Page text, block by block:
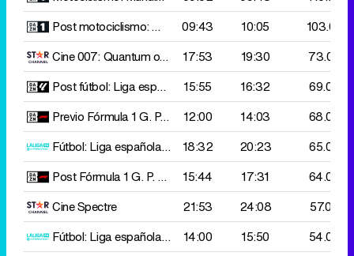
Post motociclismo: Mundial: MotoGP
G. P. Indonesia
09:43 10:05
103.000
Cine007: Quantum of Solace 17:53 19:30
73.000
Post fútbol: Liga española
Alavés - Elche
15:55 16:32
69.000
Previo Fórmula 1G. P. Singapur 12:00 14:03
68.000
Fútbol: Liga española 2 d
Racing Santander - Málaga
18:32 20:23
65.000
Post Fórmula 1G. P. Singapur 15:44 17:31
64.000
CineSpectre 21:53 24:08
57.000
Fútbol: Liga española 2 d
R. Zaragoza - Córdoba
14:00 15:50
54.000